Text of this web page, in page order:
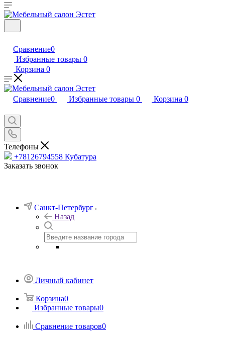
Сравнение0
Избранные товары 0
Корзина 0
Сравнение0 Избранные товары 0 Корзина 0
Телефоны
+78126794558 Кубатура
Заказать звонок
Санкт-Петербург
Назад
Личный кабинет
Корзина0
Избранные товары0
Сравнение товаров0